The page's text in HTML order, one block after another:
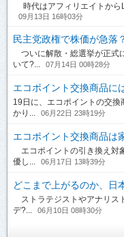
時代はアフィリエイトから
09月13日 16時03分
民主党政権で株価が急落
ついに解散・総選挙が正式
いて?...
07月14日 00時28分
エコポイント交換商品に
19日に、エコポイントの交
かり...
06月22日 23時19分
エコポイント交換商品は
エコポイントの引き換え対
優し...
06月17日 13時39分
どこまで上がるのか、日
ストラテジストやアナリス
デ?...
06月10日 08時30分